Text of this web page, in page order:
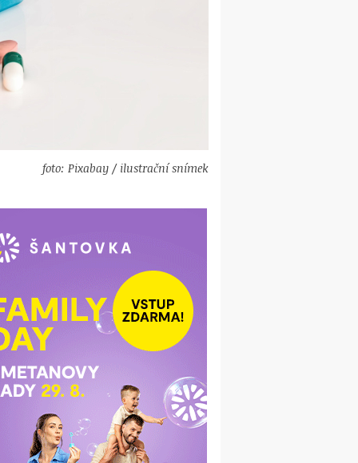
foto: Pixabay / ilustrační snímek